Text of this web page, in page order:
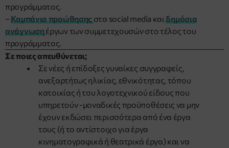
προγράμματος.
– Καμπάνια προώθησης στα social media και δημόσια
ανάγνωση έργων των συμμετεχουσών στο τέλος του
προγράμματος.
Σε ποιες απευθύνεται;
Σε νέες ή επίδοξες γυναίκες συγγραφείς,
ανεξαρτήτως ηλικίας, εθνικότητας, τόπου
κατοικίας ή του λογοτεχνικού είδους που
υπηρετούν -μοναδικές προϋποθέσεις να μην
έχουν εκδώσει περισσότερα από ένα έργα
τους (ή το αντίστοιχο για έργα
κινηματογραφικά ή θεατρικά έργα) και να